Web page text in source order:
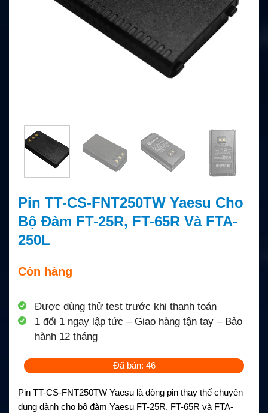
Pin TT-CS-FNT250TW Yaesu Cho
Bộ Đàm FT-25R, FT-65R Và FTA-
250L
Còn hàng
Được dùng thử test trước khi thanh toán
1 đổi 1 ngay lập tức – Giao hàng tận tay – Bảo
hành 12 tháng
Đã bán: 46
Pin TT-CS-FNT250TW Yaesu là dòng pin thay thế chuyên
dụng dành cho bộ đàm Yaesu FT-25R, FT-65R và FTA-